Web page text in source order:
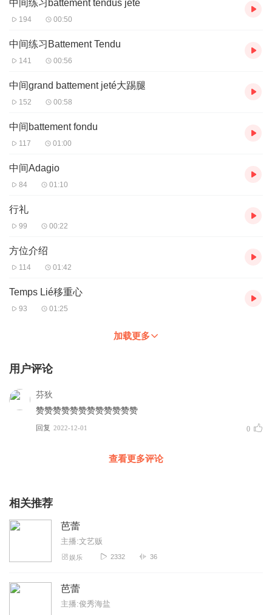
中间练习battement tendus jete
194 00:50
中间练习Battement Tendu
141 00:56
中间grand battement jeté大踢腿
152 00:58
中间battement fondu
117 01:00
中间Adagio
84 01:10
行礼
99 00:22
方位介绍
114 01:42
Temps Lié移重心
93 01:25
加载更多
用户评论
芬狄
赞赞赞赞赞赞赞赞赞赞赞赞
回复 2022-12-01 0
查看更多评论
相关推荐
芭蕾
主播:文艺贩
娱乐 2332 36
芭蕾
主播:俊秀海盐